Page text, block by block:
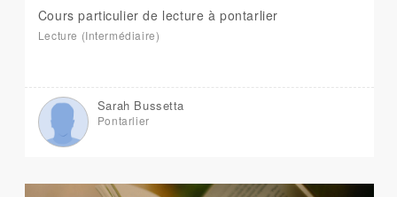
Cours particulier de lecture à pontarlier
Lecture (Intermédiaire)
Sarah Bussetta
Pontarlier